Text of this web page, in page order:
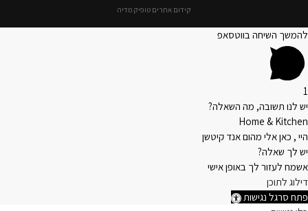
קידום אתרים טופיק מדיה
להמשך השיחה בווטסאפ
1
יש לנו תשובה, מה השאלה?
Home & Kitchen
היי , כאן אלי מהום אנד קיטשן
יש לך שאלה?
אשמח לעזור לך באופן אישי
דילוג לתוכן
פתח סרגל נגישות